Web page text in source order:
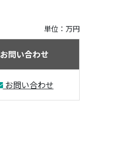
単位：万円
お問い合わせ
お問い合わせ